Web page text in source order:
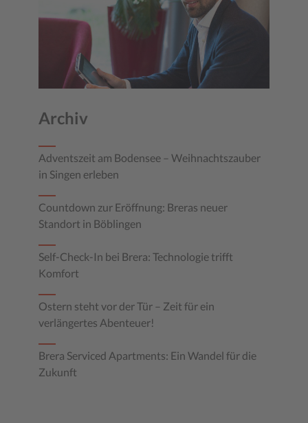
Archiv
Adventszeit am Bodensee – Weihnachtszauber
in Singen erleben
Countdown zur Eröffnung: Breras neuer
Standort in Böblingen
Self-Check-In bei Brera: Technologie trifft
Komfort
Ostern steht vor der Tür – Zeit für ein
verlängertes Abenteuer!
Brera Serviced Apartments: Ein Wandel für die
Zukunft